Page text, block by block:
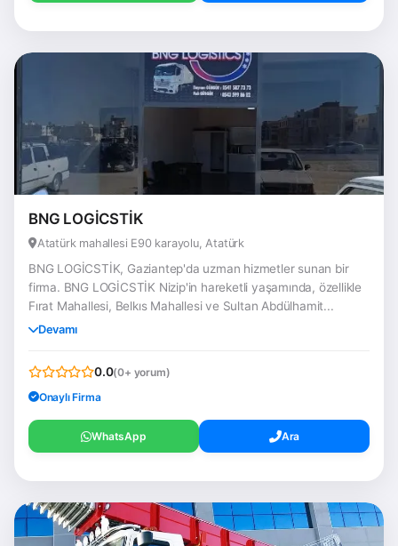
BNG LOGİCSTİK
Atatürk mahallesi E90 karayolu, Atatürk
BNG LOGİCSTİK, Gaziantep'da uzman hizmetler sunan bir
firma. BNG LOGİCSTİK Nizip'in hareketli yaşamında, özellikle
Fırat Mahallesi, Belkıs Mahallesi ve Sultan Abdülhamit...
Devamı
0.0(0+ yorum)
Onaylı Firma
WhatsApp Ara